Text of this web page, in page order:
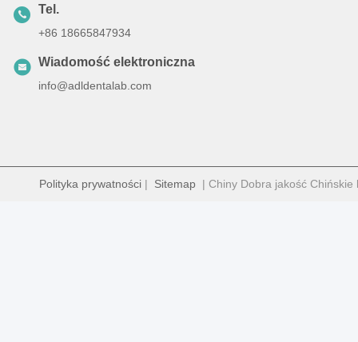
Tel.
+86 18665847934
Wiadomość elektroniczna
info@adldentalab.com
Polityka prywatności | Sitemap | Chiny Dobra jakość